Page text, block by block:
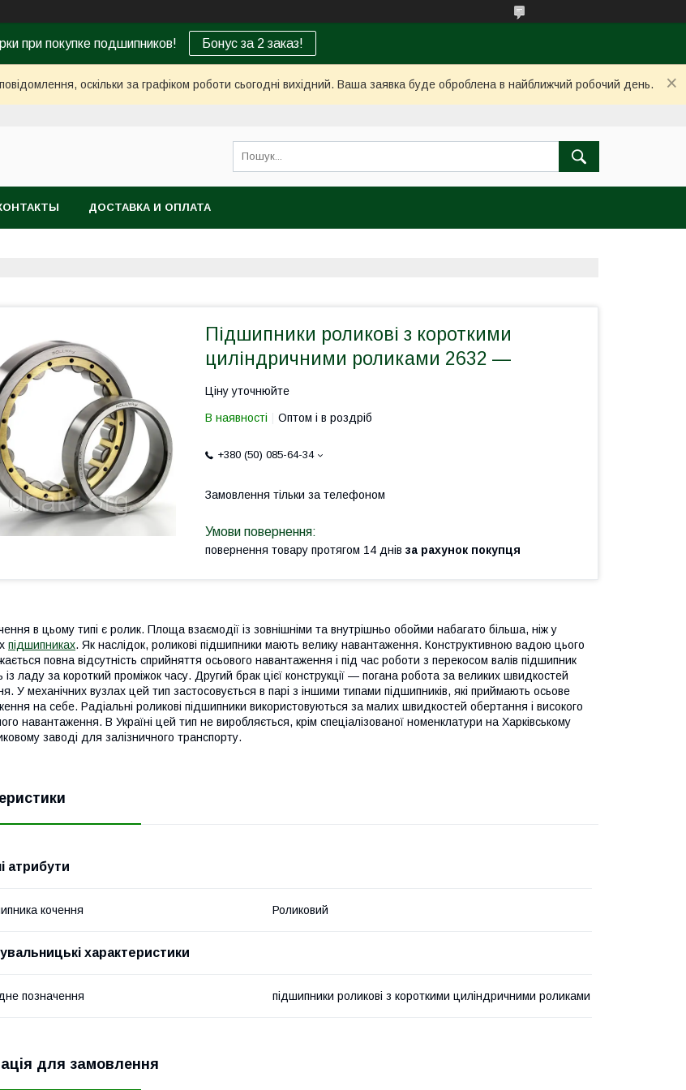
при покупке подшипников! Бонус за 2 заказ!
оскільки за графіком роботи сьогодні вихідний. Ваша заявка буде оброблена в найближчий робочий день.
ДОСТАВКА И ОПЛАТА
Підшипники роликові з короткими
циліндричними роликами 2632 —
Ціну уточнюйте
В наявності Оптом і в роздріб
+380 (50) 085-64-34
Замовлення тільки за телефоном
повернення товару протягом 14 днів за рахунок покупця
в цьому типі є ролик. Площа взаємодії із зовнішніми та внутрішньо обойми набагато більша, ніж у
підшипниках. Як наслідок, роликові підшипники мають велику навантаження. Конструктивною вадою цього
повна відсутність сприйняття осьового навантаження і під час роботи з перекосом валів підшипник
із ладу за короткий проміжок часу. Другий брак цієї конструкції — погана робота за великих швидкостей
У механічних вузлах цей тип застосовується в парі з іншими типами підшипників, які приймають осьове
на себе. Радіальні роликові підшипники використовуються за малих швидкостей обертання і високого
навантаження. В Україні цей тип не виробляється, крім спеціалізованої номенклатури на Харківському
заводі для залізничного транспорту.
атрибути
кочення Роликовий
характеристики
позначення підшипники роликові з короткими циліндричними роликами
для замовлення